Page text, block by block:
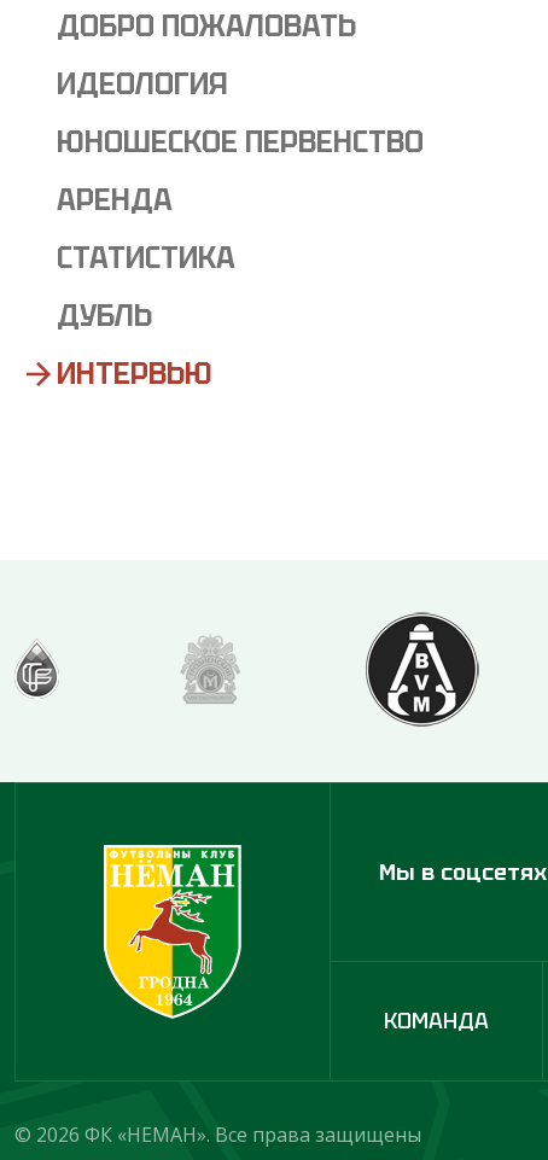
ДОБРО ПОЖАЛОВАТЬ
ИДЕОЛОГИЯ
ЮНОШЕСКОЕ ПЕРВЕНСТВО
АРЕНДА
СТАТИСТИКА
ДУБЛЬ
ИНТЕРВЬЮ
Мы в соцсетях
КОМАНДА
© 2026 ФК «НЕМАН». Все права защищены